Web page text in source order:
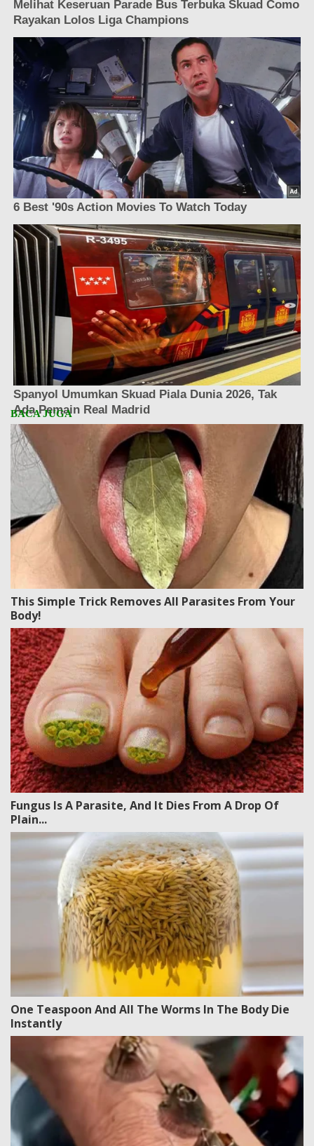
This Simple Trick Removes All Parasites From Your
Body!
Fungus Is A Parasite, And It Dies From A Drop Of
Plain...
One Teaspoon And All The Worms In The Body Die
Instantly